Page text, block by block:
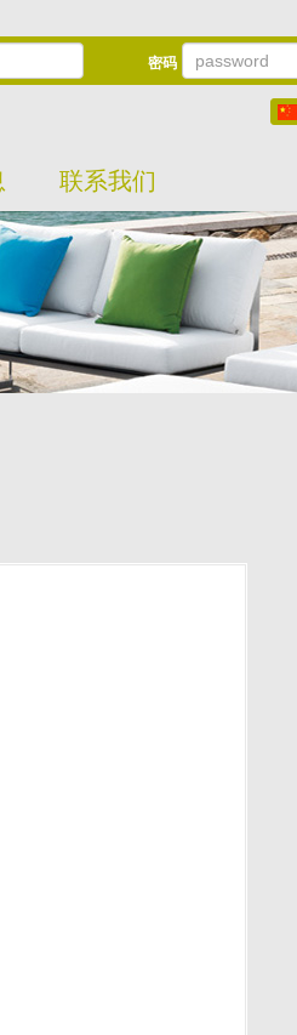
密码
联系我们